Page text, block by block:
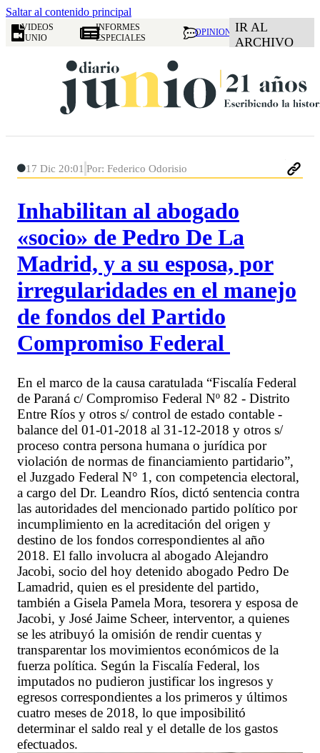
Saltar al contenido principal
VIDEOS
JUNIO
INFORMES
ESPECIALES
OPINION IR AL
ARCHIVO
17 Dic 20:01 Por: Federico Odorisio
Inhabilitan al abogado
«socio» de Pedro De La
Madrid, y a su esposa, por
irregularidades en el manejo
de fondos del Partido
Compromiso Federal
En el marco de la causa caratulada “Fiscalía Federal
de Paraná c/ Compromiso Federal Nº 82 - Distrito
Entre Ríos y otros s/ control de estado contable -
balance del 01-01-2018 al 31-12-2018 y otros s/
proceso contra persona humana o jurídica por
violación de normas de financiamiento partidario”,
el Juzgado Federal N° 1, con competencia electoral,
a cargo del Dr. Leandro Ríos, dictó sentencia contra
las autoridades del mencionado partido político por
incumplimiento en la acreditación del origen y
destino de los fondos correspondientes al año
2018. El fallo involucra al abogado Alejandro
Jacobi, socio del hoy detenido abogado Pedro De
Lamadrid, quien es el presidente del partido,
también a Gisela Pamela Mora, tesorera y esposa de
Jacobi, y José Jaime Scheer, interventor, a quienes
se les atribuyó la omisión de rendir cuentas y
transparentar los movimientos económicos de la
fuerza política. Según la Fiscalía Federal, los
imputados no pudieron justificar los ingresos y
egresos correspondientes a los primeros y últimos
cuatro meses de 2018, lo que imposibilitó
determinar el saldo real y el detalle de los gastos
efectuados.